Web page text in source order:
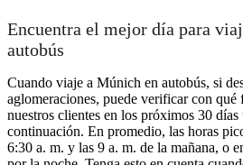
Encuentra el mejor día para
autobús
Cuando viaje a Múnich en autobús, si
aglomeraciones, puede verificar con qué
nuestros clientes en los próximos 30
continuación. En promedio, las horas
6:30 a. m. y las 9 a. m. de la mañana, o